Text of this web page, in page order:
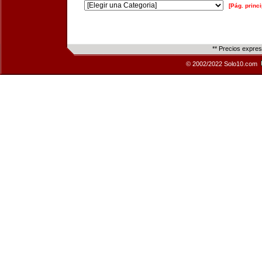
[Pág.
** Precios
© 2002/2022 Solo10.com